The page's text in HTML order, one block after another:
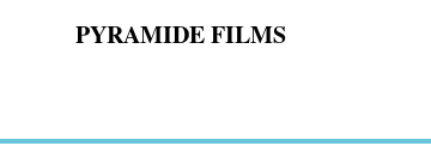
PYRAMIDE FILMS